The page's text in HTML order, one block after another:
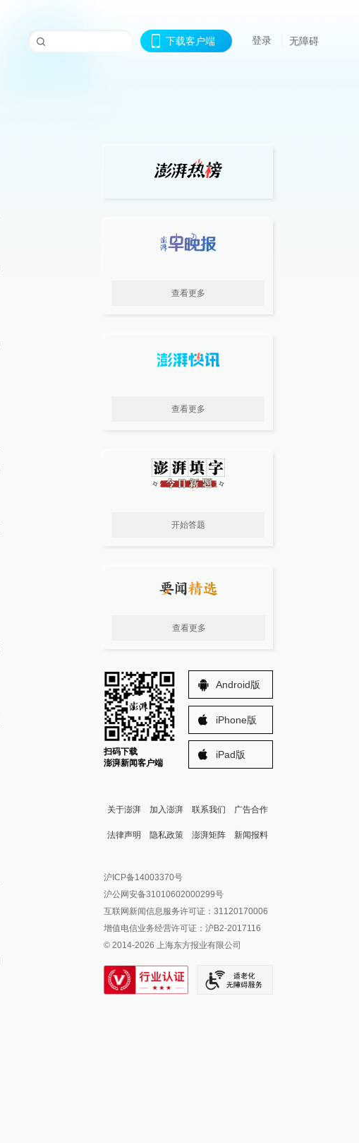
下载客户端 登录 无障碍
查看更多
查看更多
开始答题
查看更多
扫码下载
澎湃新闻客户端
Android版
iPhone版
iPad版
关于澎湃 加入澎湃 联系我们 广告合作
法律声明 隐私政策 澎湃矩阵
澎湃新闻公众号
澎湃新闻抖音号
派生万物开放平台
IP SHANGHAI
SIXTH TONE
新闻报料
报料邮箱: news@thepaper.cn
沪ICP备14003370号
沪公网安备31010602000299号
互联网新闻信息服务许可证：31120170006
增值电信业务经营许可证：沪B2-2017116
© 2014-2026 上海东方报业有限公司